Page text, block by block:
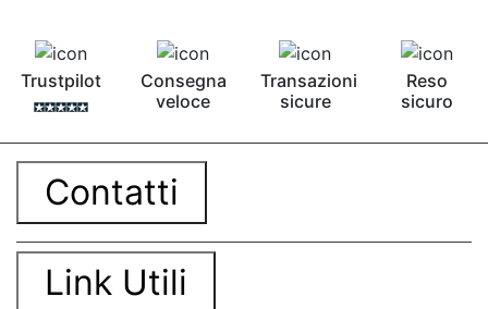
Trustpilot
Consegna
veloce
Transazioni
sicure
Reso
sicuro
Contatti
Link Utili